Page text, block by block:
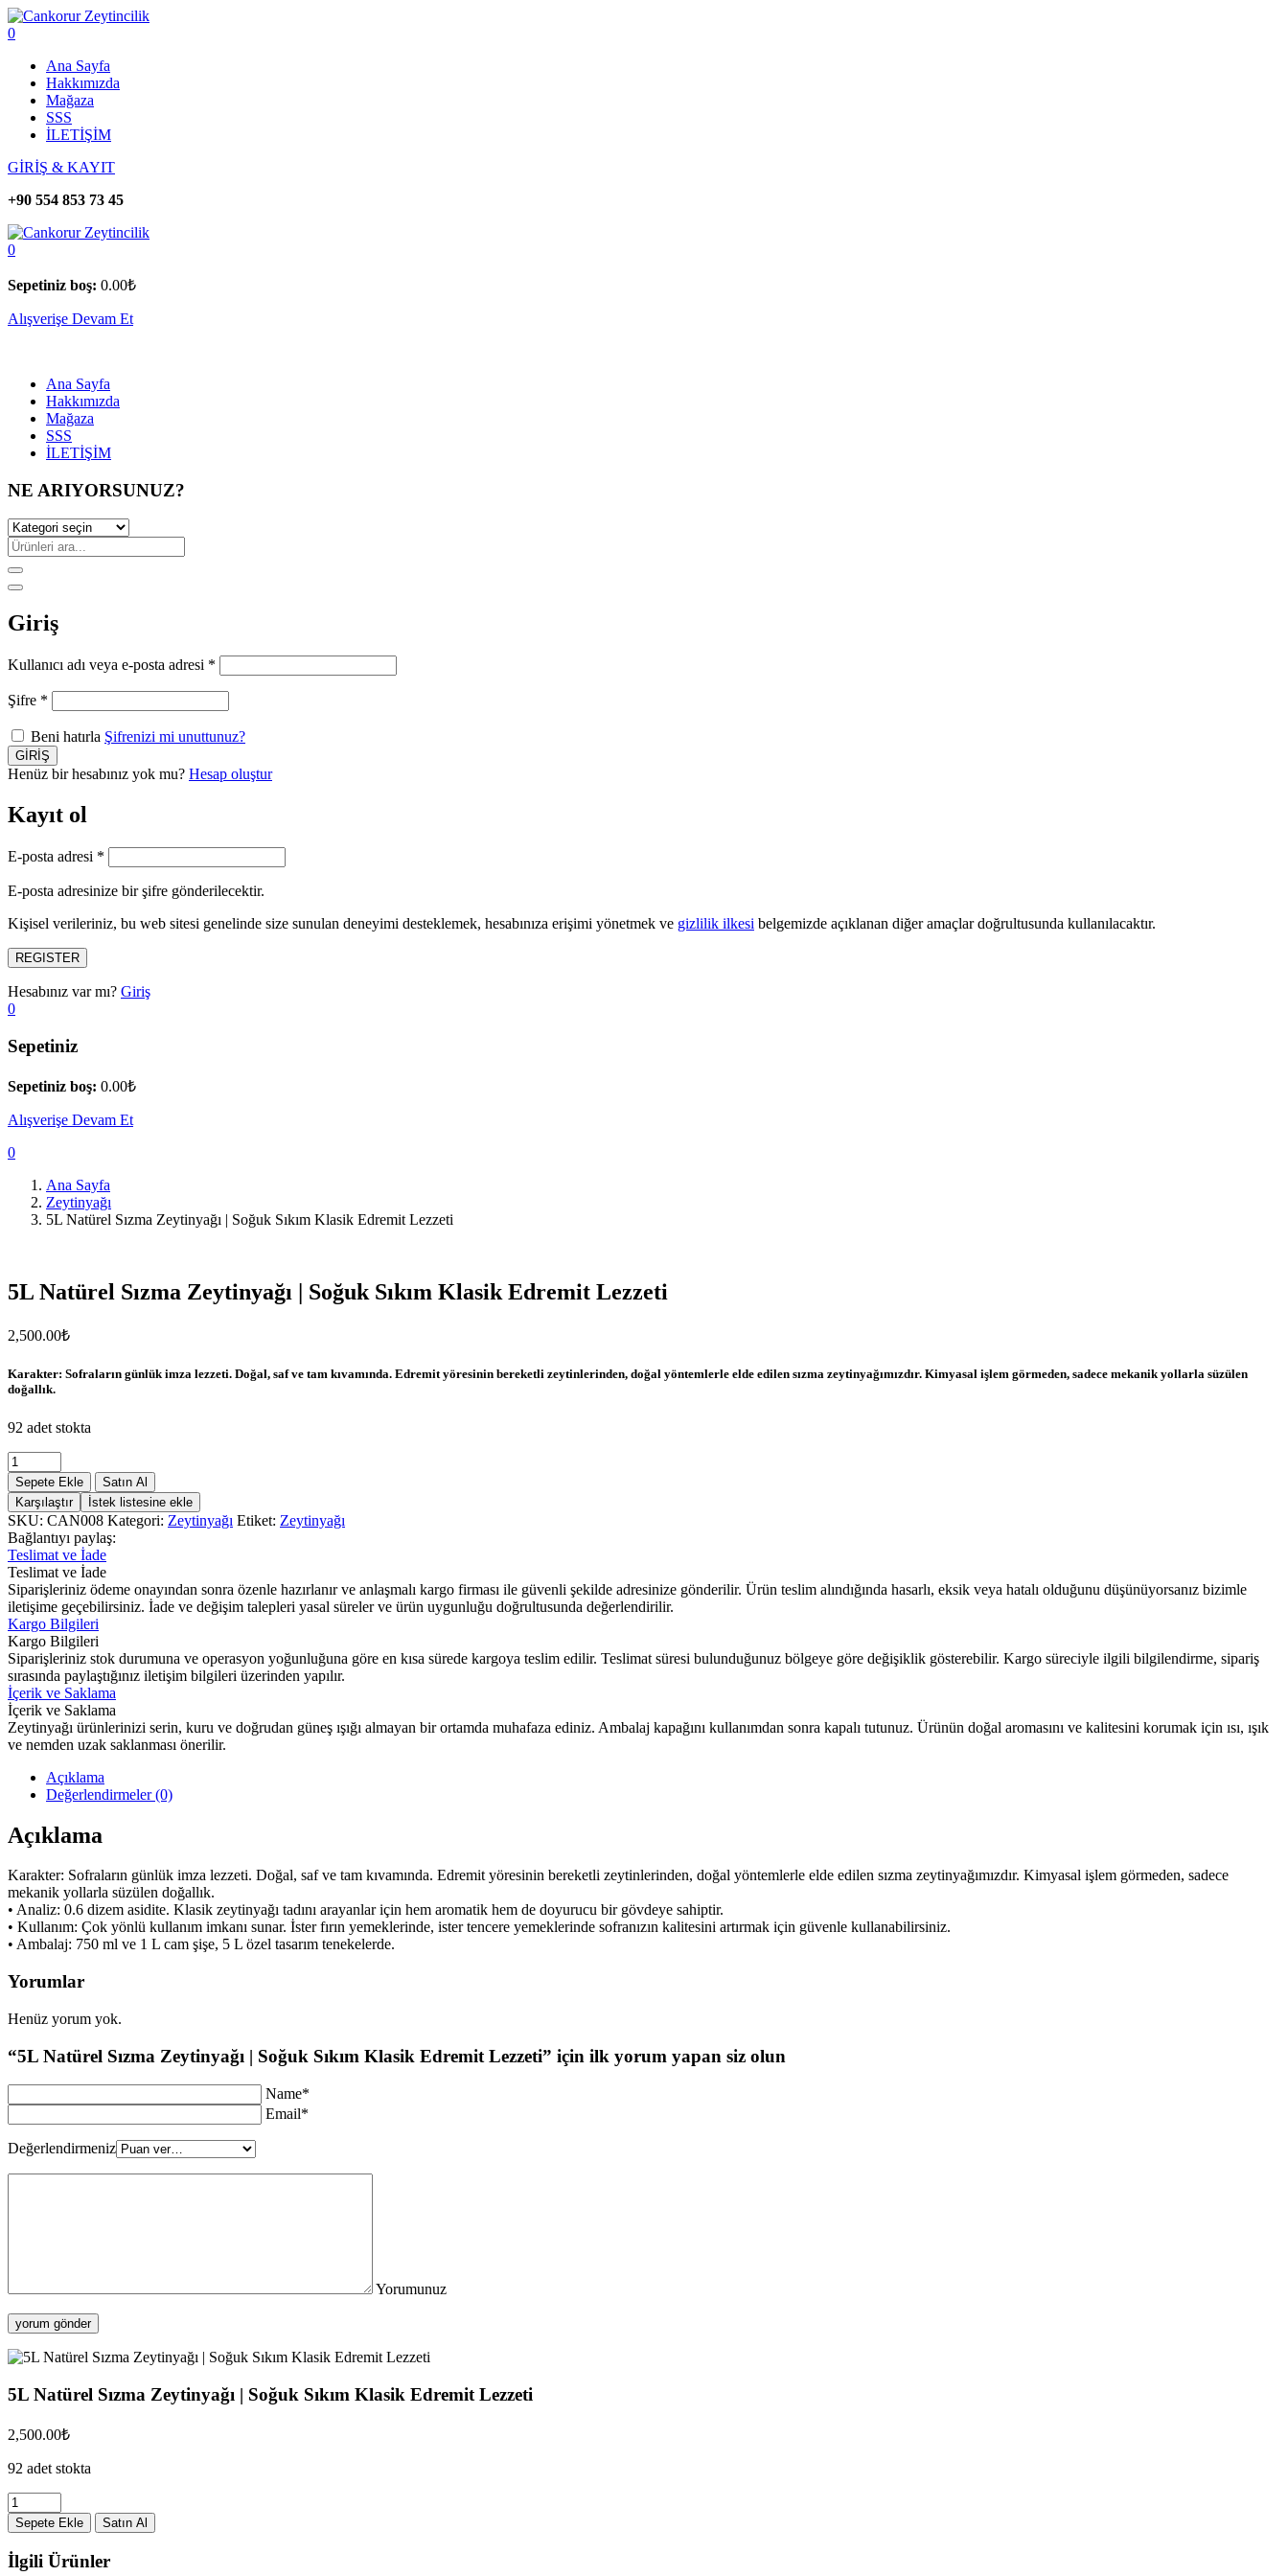
0
Ana Sayfa
Hakkımızda
Mağaza
SSS
İLETİŞİM
GİRİŞ & KAYIT
+90 554 853 73 45
0
Sepetiniz boş: 0.00₺
Alışverişe Devam Et
Ana Sayfa
Hakkımızda
Mağaza
SSS
İLETİŞİM
NE ARIYORSUNUZ?
Giriş
Kullanıcı adı veya e-posta adresi *
Şifre *
Beni hatırla Şifrenizi mi unuttunuz?
Henüz bir hesabınız yok mu? Hesap oluştur
Kayıt ol
E-posta adresi *
E-posta adresinize bir şifre gönderilecektir.
Kişisel verileriniz, bu web sitesi genelinde size sunulan deneyimi desteklemek, hesabınıza erişimi yönetmek ve gizlilik ilkesi belgemizde açıklanan diğer amaçlar doğrultusunda kullanılacaktır.
REGISTER
Hesabınız var mı? Giriş
0
Sepetiniz
Sepetiniz boş: 0.00₺
Alışverişe Devam Et
0
Ana Sayfa
Zeytinyağı
5L Natürel Sızma Zeytinyağı | Soğuk Sıkım Klasik Edremit Lezzeti
5L Natürel Sızma Zeytinyağı | Soğuk Sıkım Klasik Edremit Lezzeti
Yazı
2,500.00₺
Karakter: Sofraların günlük imza lezzeti. Doğal, saf ve tam kıvamında. Edremit yöresinin bereketli zeytinlerinden, doğal yöntemlerle elde edilen sızma zeytinyağımızdır. Kimyasal işlem görmeden, sadece mekanik yollarla süzülen
doğallık.
92 adet stokta
5L
Natürel
Sızma
Zeytinyağı
|
Soğuk
Sıkım
Klasik
Edremit
Lezzeti
adet
Sepete Ekle
Satın Al
Karşılaştır
İstek listesine ekle
SKU: CAN008 Kategori: Zeytinyağı Etiket: Zeytinyağı
Bağlantıyı paylaş:
Teslimat ve İade
Teslimat ve İade
Siparişleriniz ödeme onayından sonra özenle hazırlanır ve anlaşmalı kargo firması ile güvenli şekilde adresinize gönderilir. Ürün teslim alındığında hasarlı, eksik veya hatalı olduğunu düşünüyorsanız bizimle
iletişime geçebilirsiniz. İade ve değişim talepleri yasal süreler ve ürün uygunluğu doğrultusunda değerlendirilir.
Kargo Bilgileri
Kargo Bilgileri
Siparişleriniz stok durumuna ve operasyon yoğunluğuna göre en kısa sürede kargoya teslim edilir. Teslimat süresi bulunduğunuz bölgeye göre değişiklik gösterebilir. Kargo süreciyle ilgili bilgilendirme, sipariş
sırasında paylaştığınız iletişim bilgileri üzerinden yapılır.
İçerik ve Saklama
İçerik ve Saklama
Zeytinyağı ürünlerinizi serin, kuru ve doğrudan güneş ışığı almayan bir ortamda muhafaza ediniz. Ambalaj kapağını kullanımdan sonra kapalı tutunuz. Ürünün doğal aromasını ve kalitesini korumak için ısı, ışık
ve nemden uzak saklanması önerilir.
Açıklama
Değerlendirmeler (0)
Açıklama
Karakter: Sofraların günlük imza lezzeti. Doğal, saf ve tam kıvamında. Edremit yöresinin bereketli zeytinlerinden, doğal yöntemlerle elde edilen sızma zeytinyağımızdır. Kimyasal işlem görmeden, sadece
mekanik yollarla süzülen doğallık.
• Analiz: 0.6 dizem asidite. Klasik zeytinyağı tadını arayanlar için hem aromatik hem de doyurucu bir gövdeye sahiptir.
• Kullanım: Çok yönlü kullanım imkanı sunar. İster fırın yemeklerinde, ister tencere yemeklerinde sofranızın kalitesini artırmak için güvenle kullanabilirsiniz.
• Ambalaj: 750 ml ve 1 L cam şişe, 5 L özel tasarım tenekelerde.
Yorumlar
Henüz yorum yok.
“5L Natürel Sızma Zeytinyağı | Soğuk Sıkım Klasik Edremit Lezzeti” için ilk yorum yapan siz olun
Name*
Email*
Değerlendirmeniz
Yorumunuz
5L Natürel Sızma Zeytinyağı | Soğuk Sıkım Klasik Edremit Lezzeti
2,500.00₺
92 adet stokta
5L
Natürel
Sızma
Zeytinyağı
|
Sepete Ekle Satın Al
İlgili Ürünler